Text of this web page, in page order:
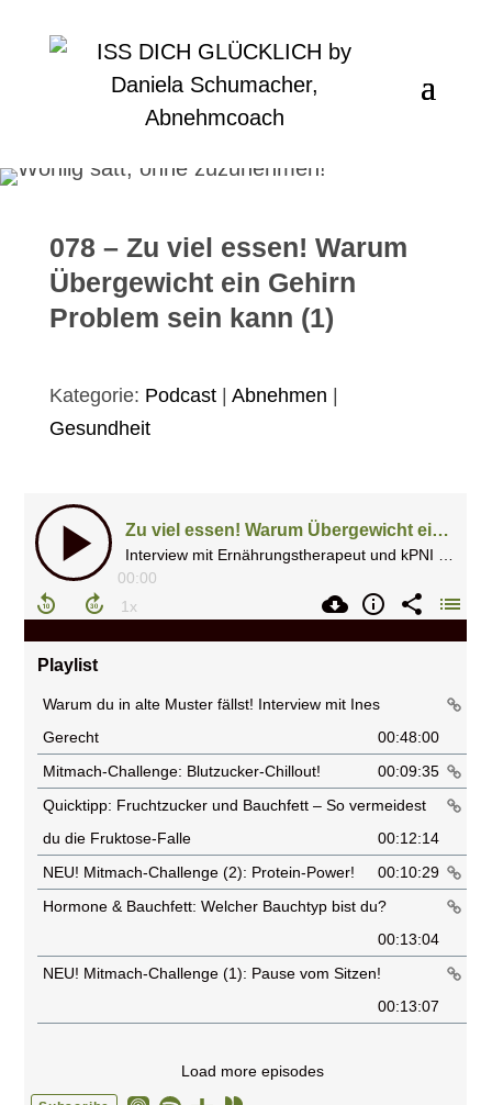
078 – Zu viel essen! Warum
Übergewicht ein Gehirn
Problem sein kann (1)
Kategorie: Podcast| Abnehmen
Gesundheit